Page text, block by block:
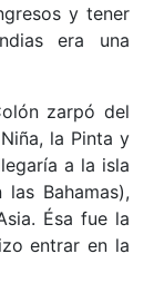
y tener
era una
zarpó del
la Pinta y
a la isla
Bahamas),
Ésa fue la
entrar en la